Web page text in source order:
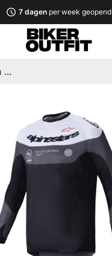
7 dagenper week geopend